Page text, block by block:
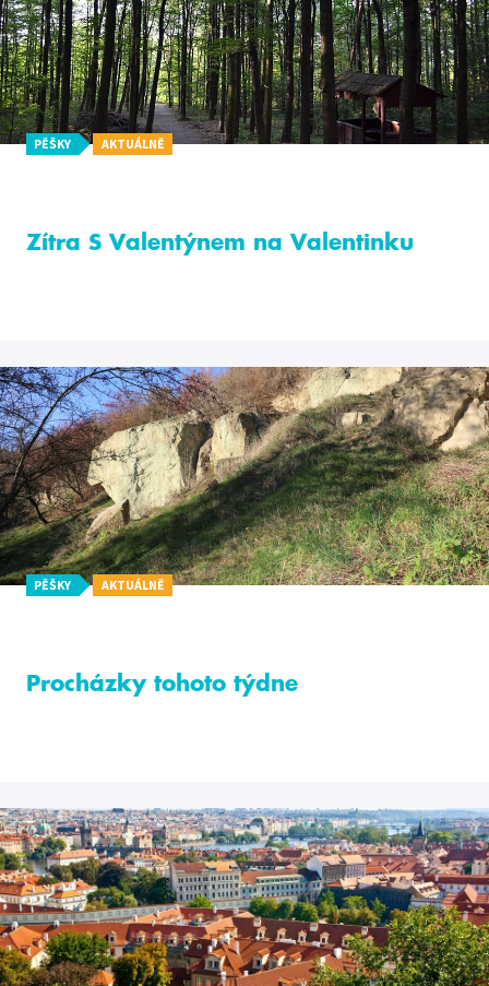
PĚŠKY AKTUÁLNĚ
Zítra S Valentýnem na Valentinku
PĚŠKY AKTUÁLNĚ
Procházky tohoto týdne